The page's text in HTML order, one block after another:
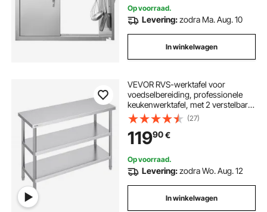
Op voorraad.
Levering:zodra Ma. Aug. 10
In winkelwagen
VEVOR RVS-werktafel voor
voedselbereiding, professionele
keukenwerktafel, met 2 verstelbare
onderste planken, 457 x 1219 x 864
mm voorbereidingstafel voor grill,
keuken, thuis
(27)
11990€
Op voorraad.
Levering:zodra Wo. Aug. 12
In winkelwagen